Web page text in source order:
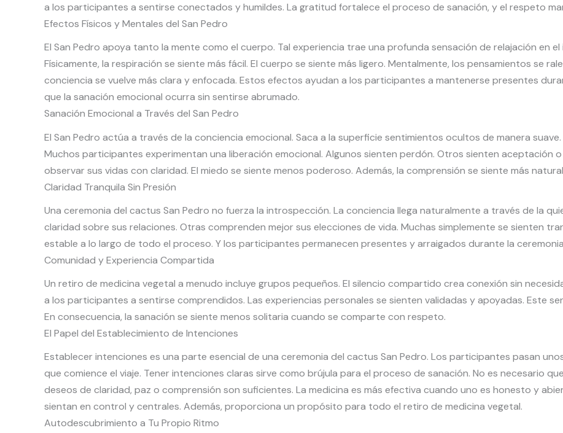
a los participantes a sentirse conectados y humildes. La gratitud fortalece el proceso de sanación, y el respeto
Efectos Físicos y Mentales del San Pedro
El San Pedro apoya tanto la mente como el cuerpo. Tal experiencia trae una profunda sensación de relajación en el
Físicamente, la respiración se siente más fácil. El cuerpo se siente más ligero. Mentalmente, los pensamientos se
conciencia se vuelve más clara y enfocada. Estos efectos ayudan a los participantes a mantenerse presentes
que la sanación emocional ocurra sin sentirse abrumado.
Sanación Emocional a Través del San Pedro
El San Pedro actúa a través de la conciencia emocional. Saca a la superficie sentimientos ocultos de manera
Muchos participantes experimentan una liberación emocional. Algunos sienten perdón. Otros sienten aceptación
observar sus vidas con claridad. El miedo se siente menos poderoso. Además, la comprensión se siente más
Claridad Tranquila Sin Presión
Una ceremonia del cactus San Pedro no fuerza la introspección. La conciencia llega naturalmente a través de la
claridad sobre sus relaciones. Otras comprenden mejor sus elecciones de vida. Muchas simplemente se sienten
estable a lo largo de todo el proceso. Y los participantes permanecen presentes y arraigados durante la
Comunidad y Experiencia Compartida
Un retiro de medicina vegetal a menudo incluye grupos pequeños. El silencio compartido crea conexión sin
a los participantes a sentirse comprendidos. Las experiencias personales se sienten validadas y apoyadas. Este
En consecuencia, la sanación se siente menos solitaria cuando se comparte con respeto.
El Papel del Establecimiento de Intenciones
Establecer intenciones es una parte esencial de una ceremonia del cactus San Pedro. Los participantes pasan
que comience el viaje. Tener intenciones claras sirve como brújula para el proceso de sanación. No es necesario
deseos de claridad, paz o comprensión son suficientes. La medicina es más efectiva cuando uno es honesto y
sientan en control y centrales. Además, proporciona un propósito para todo el retiro de medicina vegetal.
Autodescubrimiento a Tu Propio Ritmo